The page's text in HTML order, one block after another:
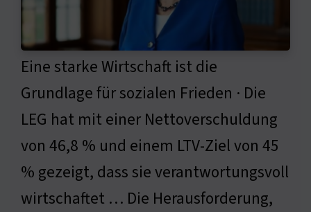
Eine starke Wirtschaft ist die
Grundlage für sozialen Frieden · Die
LEG hat mit einer Nettoverschuldung
von 46,8 % und einem LTV-Ziel von 45
% gezeigt, dass sie verantwortungsvoll
wirtschaftet … Die Herausforderung,